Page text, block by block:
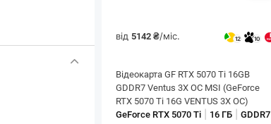
від 5142 ₴/міс. 12 10
Відеокарта GF RTX 5070 Ti 16GB
GDDR7 Ventus 3X OC MSI (GeForce
RTX 5070 Ti 16G VENTUS 3X OC)
GeForce RTX 5070 Ti
16 ГБ GDDR7